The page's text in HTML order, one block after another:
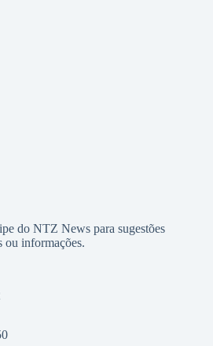
do NTZ News para sugestões
ou informações.